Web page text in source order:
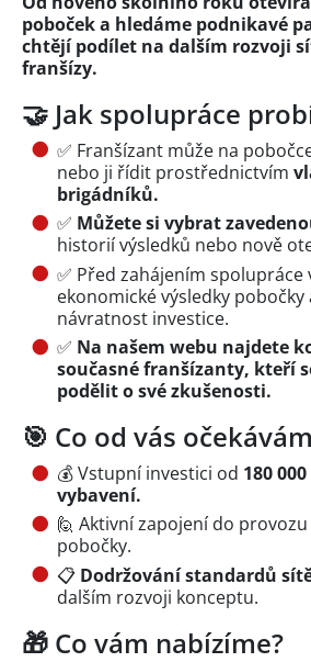
poboček a hledáme podnikavé
chtějí podílet na dalším rozvoji
franšízy.
🤝 Jak spolupráce
✅ Franšízant může na
nebo ji řídit prostřednictvím
brigádníků.
✅ Můžete si vybrat
historií výsledků nebo nově
✅ Před zahájením
ekonomické výsledky pobočky
návratnost investice.
✅ Na našem webu najdete
současné franšízanty, kteří
podělit o své zkušenosti.
🎯 Co od vás
💰 Vstupní investici od 180
vybavení.
🙋 Aktivní zapojení do
pobočky.
📋 Dodržování standardů
dalším rozvoji konceptu.
🎁 Co vám nabízíme?